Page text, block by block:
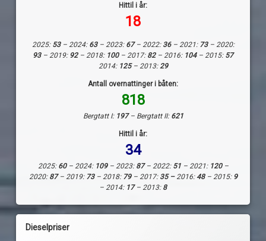
Hittil i år:
18
2025: 53– 2024:63– 2023: 67– 2022: 36– 2021: 73– 2020:
93– 2019: 92– 2018: 100 – 2017: 82– 2016: 104– 2015: 57
2014: 125– 2013:29
Antall overnattinger i båten:
818
Bergtatt I: 197– Bergtatt II: 621
Hittil i år:
34
2025: 60– 2024: 109– 2023: 87– 2022: 51– 2021: 120–
2020: 87– 2019: 73– 2018: 79– 2017: 35 –2016:48– 2015: 9
– 2014: 17– 2013: 8
Dieselpriser